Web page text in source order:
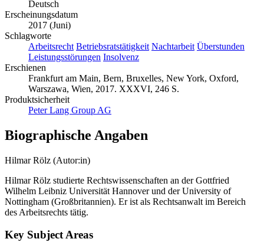
Deutsch
Erscheinungsdatum
2017 (Juni)
Schlagworte
Arbeitsrecht Betriebsratstätigkeit Nachtarbeit Überstunden
Leistungsstörungen Insolvenz
Erschienen
Frankfurt am Main, Bern, Bruxelles, New York, Oxford,
Warszawa, Wien, 2017. XXXVI, 246 S.
Produktsicherheit
Peter Lang Group AG
Biographische Angaben
Hilmar Rölz (Autor:in)
Hilmar Rölz studierte Rechtswissenschaften an der Gottfried
Wilhelm Leibniz Universität Hannover und der University of
Nottingham (Großbritannien). Er ist als Rechtsanwalt im Bereich
des Arbeitsrechts tätig.
Key Subject Areas